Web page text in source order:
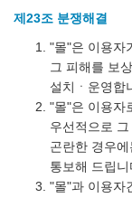
제23조 분쟁해결
"몰"은 이용자
그 피해를 보
설치ㆍ운영합
"몰"은 이용자
우선적으로
곤란한 경우
통보해 드립니
"몰"과 이용자